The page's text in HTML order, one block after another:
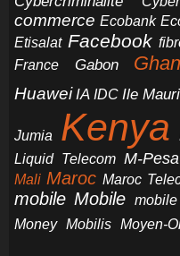
commerce Ecobank
Etisalat Facebook
France
Gabon
Huawei IA IDC Ile
Jumia Kenya
Liquid Telecom M-Pesa
Mali Maroc Maroc
mobile Mobile
Money Mobilis Moyen-